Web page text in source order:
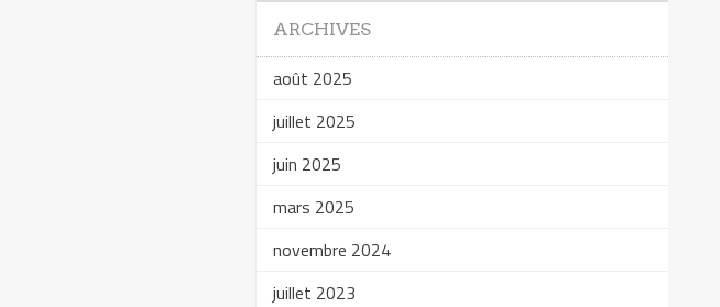
ARCHIVES
août 2025
juillet 2025
juin 2025
mars 2025
novembre 2024
juillet 2023